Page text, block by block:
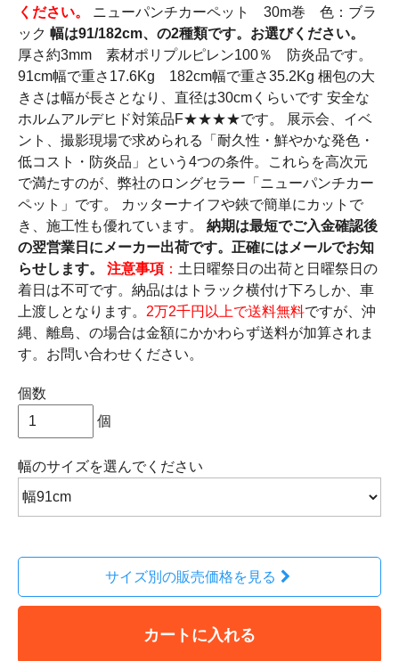
ください。
ニューパンチカーペット 30m巻 色：ブラ
ック 幅は91/182cm、の2種類です。お選びください。
厚さ約3mm 素材ポリプルピレン100％ 防炎品です。
91cm幅で重さ17.6Kg 182cm幅で重さ35.2Kg 梱包の大
きさは幅が長さとなり、直径は30cmくらいです 安全な
ホルムアルデヒド対策品F★★★★です。 展示会、イベ
ント、撮影現場で求められる「耐久性・鮮やかな発色・
低コスト・防炎品」という4つの条件。これらを高次元
で満たすのが、弊社のロングセラー「ニューパンチカー
ペット」です。 カッターナイフや鋏で簡単にカットで
き、施工性も優れています。 納期は最短でご入金確認後
の翌営業日にメーカー出荷です。正確にはメールでお知
らせします。
注意事項 ： 土日曜祭日の出荷と日曜祭日の
着日は不可です。納品ははトラック横付け下ろしか、車
上渡しとなります。 2万2千円以上で送料無料ですが、沖
縄、離島、の場合は金額にかかわらず送料が加算されま
す。お問い合わせください。
個数
個
幅のサイズを選んでください
サイズ別の販売価格を見る
カートに入れる